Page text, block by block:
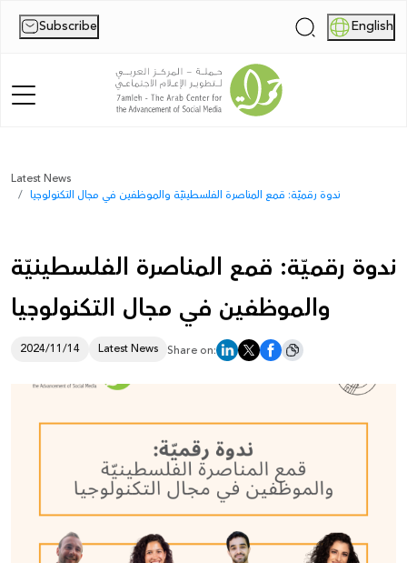
Subscribe | English
Home
Publications
Reports
Palestine Digital Activism Forum
Donate
Latest News
ندوة رقميّة: قمع المناصرة الفلسطينيّة والموظفين في مجال التكنولوجيا
ندوة رقميّة: قمع المناصرة الفلسطينيّة
والموظفين في مجال التكنولوجيا
2024/11/14 Latest News Share on: